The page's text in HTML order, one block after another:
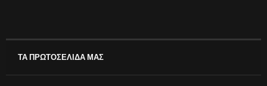
ΤΑ ΠΡΩΤΟΣΕΛΙΔΑ ΜΑΣ